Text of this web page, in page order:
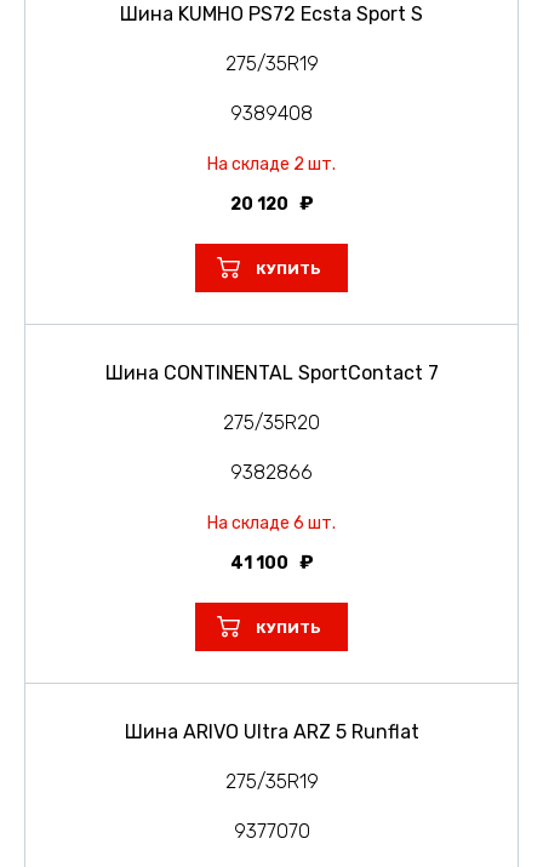
Шина KUMHO PS72 Ecsta Sport S
275/35R19
9389408
На складе 2 шт.
20 120
КУПИТЬ
Шина CONTINENTAL SportContact 7
275/35R20
9382866
На складе 6 шт.
41 100
КУПИТЬ
Шина ARIVO Ultra ARZ 5 Runflat
275/35R19
9377070